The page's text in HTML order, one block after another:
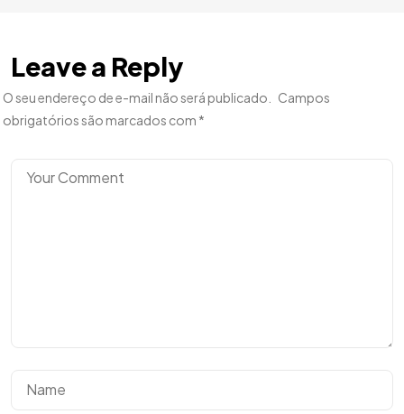
Leave a Reply
O seu endereço de e-mail não será publicado.
Campos
obrigatórios são marcados com *